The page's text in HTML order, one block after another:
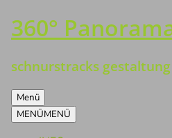
Zum
Inhalt
360°
schnurstracks
Menü
MENÜMENÜ